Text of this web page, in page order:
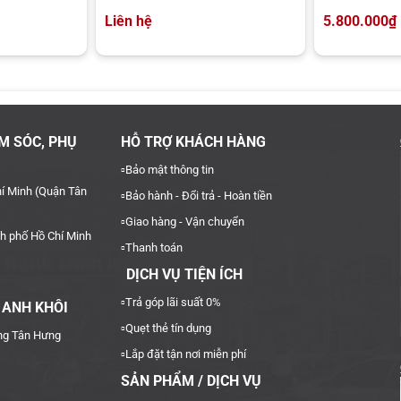
Liên hệ 5.800.000₫
chiếc CRV sẽ rất dễ bị trầy xước và bung tróc phần sơn xung
SÓC, PHỤ
Minh (Quận Tân
phố Hồ Chí Minh
KHÔI
Tân Hưng
HỖ TRỢ KHÁCH HÀNG
▫️Bảo mật thông tin
▫️Bảo hành - Đổi trả - Hoàn tiền
▫️Giao hàng - Vận chuyển
▫️Thanh toán
DỊCH VỤ TIỆN ÍCH
▫️Trả góp lãi suất 0%
▫️Quẹt thẻ tín dụng
▫️Lắp đặt tận nơi miễn phí
SẢN PHẨM / DỊCH VỤ